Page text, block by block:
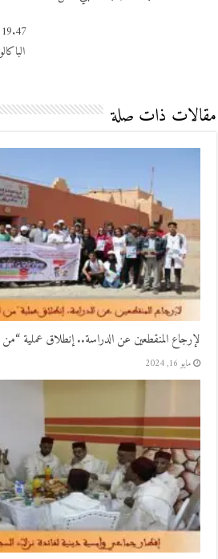
مقالات ذات صلة
لإرجاع المنقطعين عن الدراسة.. إنطلاق عملية “من
مايو 16, 2024